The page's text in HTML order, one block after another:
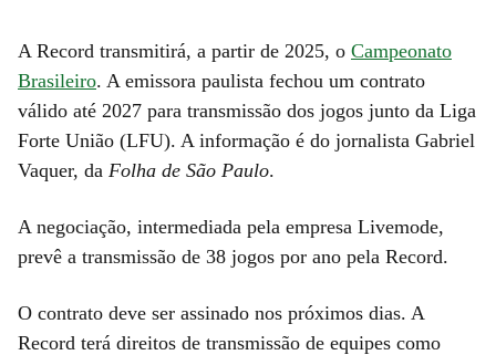
A Record transmitirá, a partir de 2025, o Campeonato
Brasileiro. A emissora paulista fechou um contrato
válido até 2027 para transmissão dos jogos junto da Liga
Forte União (LFU). A informação é do jornalista Gabriel
Vaquer, da Folha de São Paulo.
A negociação, intermediada pela empresa Livemode,
prevê a transmissão de 38 jogos por ano pela Record.
O contrato deve ser assinado nos próximos dias. A
Record terá direitos de transmissão de equipes como